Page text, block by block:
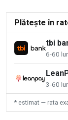
Plătește în
tbi
6-60
3-60
* estimat — rata